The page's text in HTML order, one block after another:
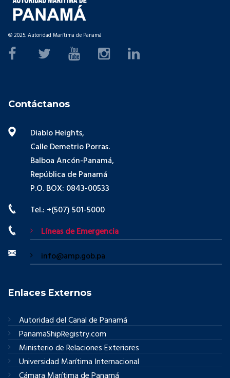
© 2025. Autoridad Marítima de Panamá
Contáctanos
Diablo Heights,
Calle Demetrio Porras.
Balboa Ancón-Panamá,
República de Panamá
P.O. BOX: 0843-00533
Tel.: +(507) 501-5000
Líneas de Emergencia
info@amp.gob.pa
Enlaces Externos
Autoridad del Canal de Panamá
PanamaShipRegistry.com
Ministerio de Relaciones Exteriores
Universidad Marítima Internacional